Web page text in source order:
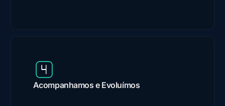
Acompanhamos e Evoluímos